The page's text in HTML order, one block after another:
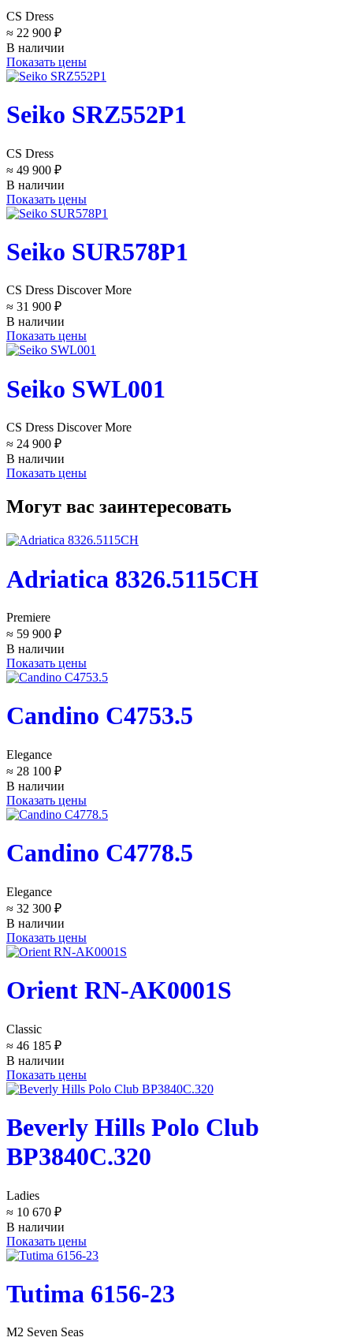
CS Dress
≈ 22 900 ₽
В наличии
Показать цены
Seiko SRZ552P1
CS Dress
≈ 49 900 ₽
В наличии
Показать цены
Seiko SUR578P1
CS Dress Discover More
≈ 31 900 ₽
В наличии
Показать цены
Seiko SWL001
CS Dress Discover More
≈ 24 900 ₽
В наличии
Показать цены
Могут вас заинтересовать
Adriatica 8326.5115CH
Premiere
≈ 59 900 ₽
В наличии
Показать цены
Candino C4753.5
Elegance
≈ 28 100 ₽
В наличии
Показать цены
Candino C4778.5
Elegance
≈ 32 300 ₽
В наличии
Показать цены
Orient RN-AK0001S
Classic
≈ 46 185 ₽
В наличии
Показать цены
Beverly Hills Polo Club
BP3840C.320
Ladies
≈ 10 670 ₽
В наличии
Показать цены
Tutima 6156-23
M2 Seven Seas